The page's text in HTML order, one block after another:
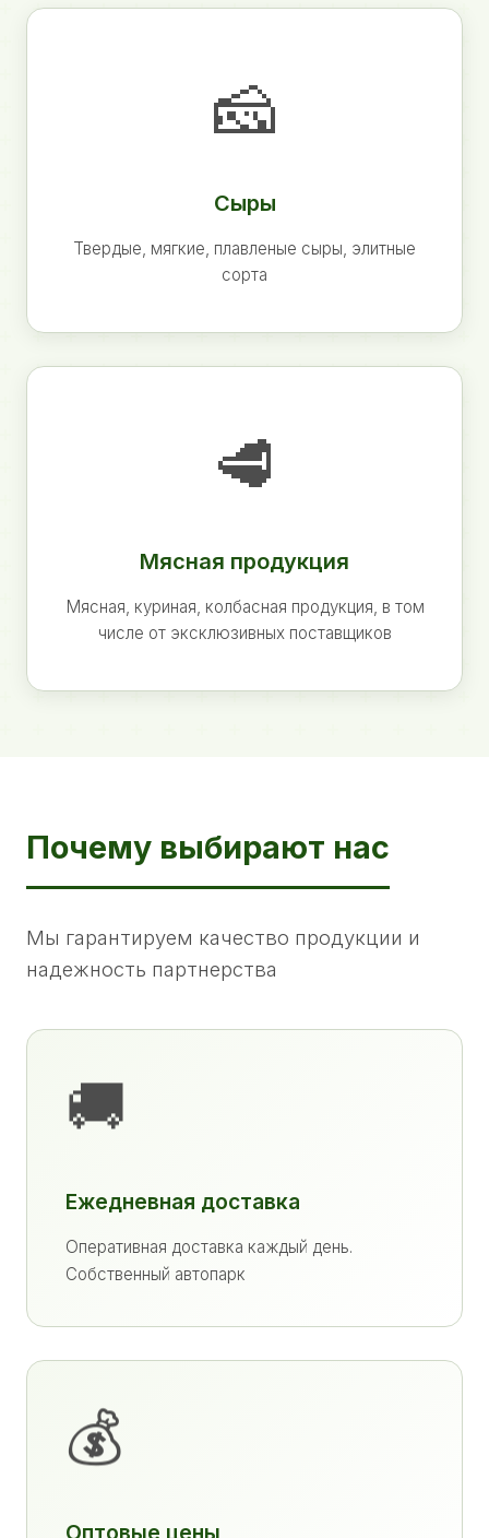
🧀
Сыры
Твердые, мягкие, плавленые сыры, элитные
сорта
🥩
Мясная продукция
Мясная, куриная, колбасная продукция, в том
числе от эксклюзивных поставщиков
Почему выбирают нас
Мы гарантируем качество продукции и
надежность партнерства
🚚
Ежедневная доставка
Оперативная доставка каждый день.
Собственный автопарк
💰
Оптовые цены